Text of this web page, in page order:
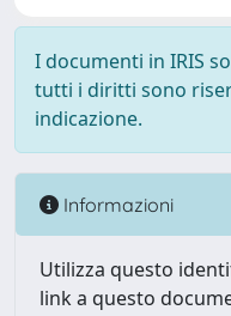
I documenti in IRIS
tutti i diritti sono
indicazione.
Informazioni
Utilizza questo
link a questo